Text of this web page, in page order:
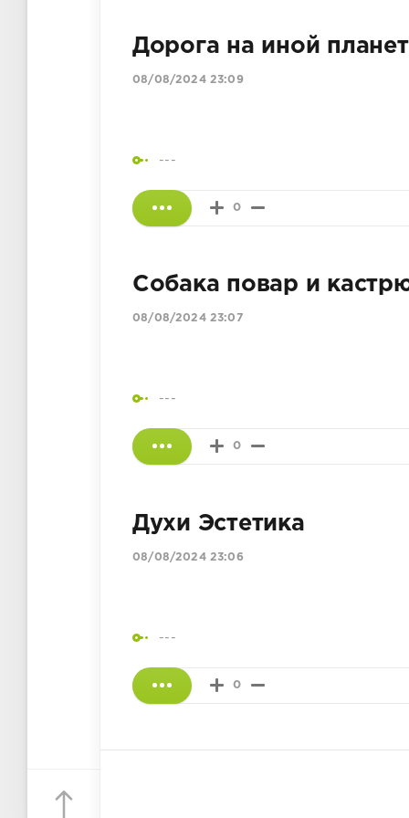
Дорога на иной
08/08/2024 23:09
---
0
Собака повар и
08/08/2024 23:07
---
0
Духи Эстетика
08/08/2024 23:06
---
0